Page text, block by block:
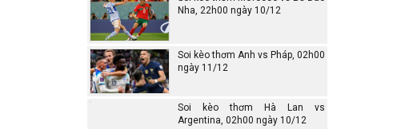
Nha, 22h00 ngày 10/12
Soi kèo thơm Anh vs Pháp, 02h00
ngày 11/12
Soi kèo thơm Hà Lan vs
Argentina, 02h00 ngày 10/12